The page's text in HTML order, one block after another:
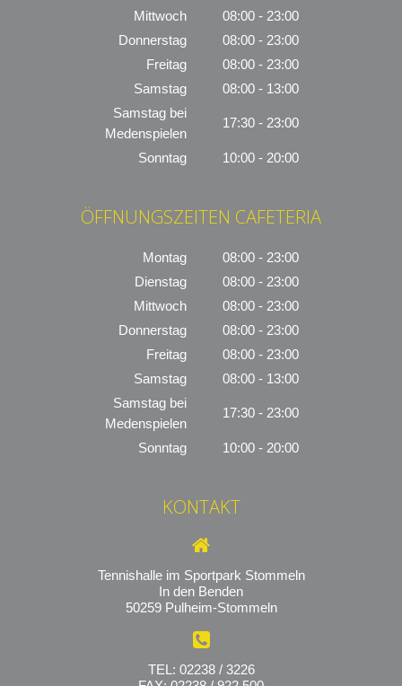
Mittwoch
08:00 - 23:00
Donnerstag
08:00 - 23:00
Freitag
08:00 - 23:00
Samstag
08:00 - 13:00
Samstag bei
Medenspielen
17:30 - 23:00
Sonntag 10:00 - 20:00
ÖFFNUNGSZEITEN CAFETERIA
Montag
08:00 - 23:00
Dienstag
08:00 - 23:00
Mittwoch
08:00 - 23:00
Donnerstag
08:00 - 23:00
Freitag
08:00 - 23:00
Samstag
08:00 - 13:00
Samstag bei
Medenspielen
17:30 - 23:00
Sonntag 10:00 - 20:00
KONTAKT
Tennishalle im Sportpark Stommeln
In den Benden
50259 Pulheim-Stommeln
TEL: 02238 / 3226